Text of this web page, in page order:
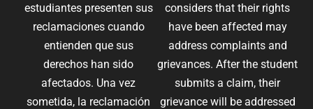
estudiantes presenten sus
reclamaciones cuando
entienden que sus
derechos han sido
afectados. Una vez
sometida, la reclamación
considers that their rights
have been affected may
address complaints and
grievances. After the student
submits a claim, their
grievance will be addressed